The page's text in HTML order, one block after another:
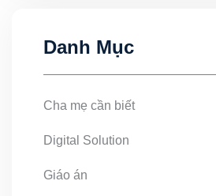
Danh Mục
Cha mẹ cần biết
Digital Solution
Giáo án